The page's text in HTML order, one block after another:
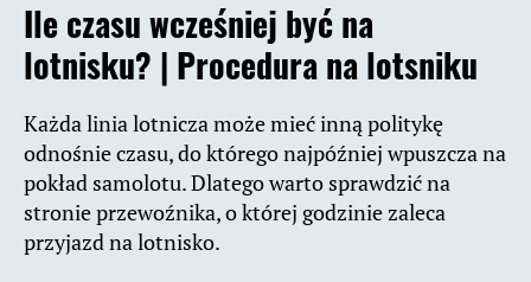
Ile czasu wcześniej być na
lotnisku? | Procedura na lotsniku
Każda linia lotnicza może mieć inną politykę
odnośnie czasu, do którego najpóźniej wpuszcza na
pokład samolotu. Dlatego warto sprawdzić na
stronie przewoźnika, o której godzinie zaleca
przyjazd na lotnisko.